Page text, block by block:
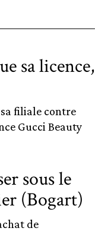
sa licence,
filiale contre
Gucci Beauty
sous le
(Bogart)
de